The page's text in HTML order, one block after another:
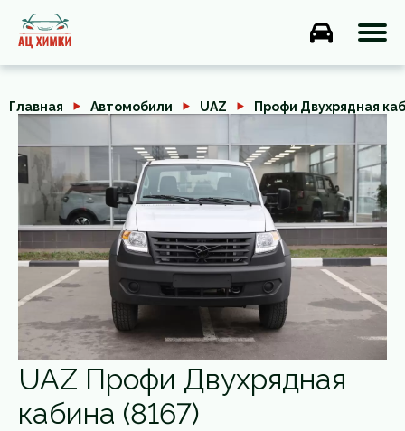
Главная Автомобили UAZ Профи Двухрядная
UAZ Профи Двухрядная
кабина (8167)